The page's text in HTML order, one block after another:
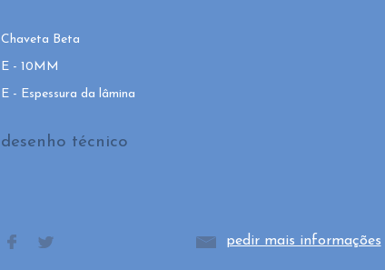
Chaveta Beta
E - 10MM
E - Espessura da lâmina
desenho técnico
pedir mais informações